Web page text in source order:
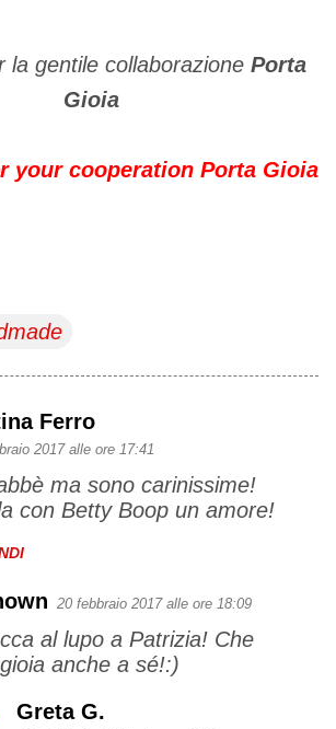
la gentile collaborazionePorta
Gioia
your cooperation Porta Gioia
Ferro
2017 alle ore 17:41
ma sono carinissime!
con Betty Boop un amore!
20 febbraio 2017 alle ore 18:09
al lupo a Patrizia! Che
anche a sé!:)
Greta G.